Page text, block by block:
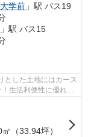
学前 」駅 バス19
」駅 バス15
とした土地にはカース
生活利便性に優れた
（33.94坪）